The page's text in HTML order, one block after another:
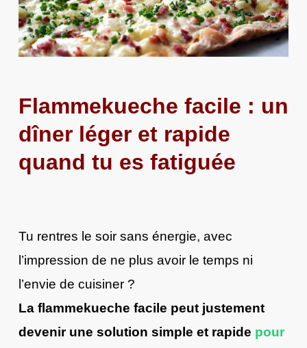
Flammekueche facile : un
dîner léger et rapide
quand tu es fatiguée
Tu rentres le soir sans énergie, avec
l’impression de ne plus avoir le temps ni
l’envie de cuisiner ?
La flammekueche facile peut justement
devenir une solution simple et rapide pour